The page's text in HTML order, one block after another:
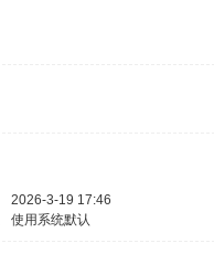
2026-3-19 17:46
使用系统默认